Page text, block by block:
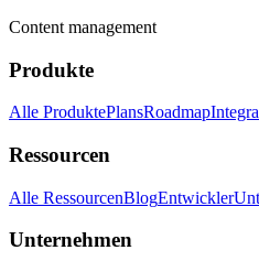
Content management
Produkte
Alle ProduktePlansRoadmap
Ressourcen
Alle RessourcenBlogEntwickler
Unternehmen